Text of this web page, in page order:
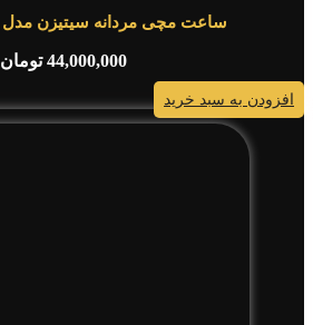
ساعت مچی مردانه سیتیزن مدل BM6772-56A
44,000,000 تومان
افزودن به سبد خرید